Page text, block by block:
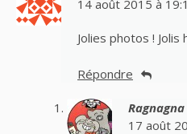
14 août 2015 à
Jolies photos ! Jolis
Répondre
Ragnagna
17 août